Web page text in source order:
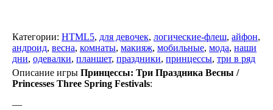
Категории: HTML5, для девочек, логические-флеш, айфон,
андроид, весна, комнаты, макияж, мобильные, мода, наши
дни, одевалки, планшет, праздники, принцессы, три в ряд
Описание игры Принцессы: Три Праздника Весны /
Princesses Three Spring Festivals:
—